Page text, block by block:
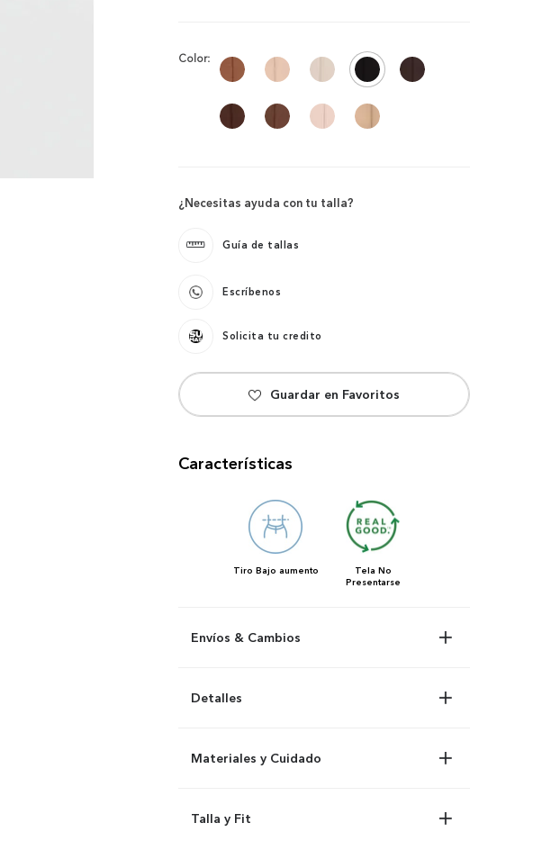
Color:
¿Necesitas ayuda con tu talla?
Guía de tallas
Escríbenos
Solicita tu credito
Características
Tiro Bajo aumento Tela No
Presentarse
Envíos & Cambios
Detalles
Materiales y Cuidado
Talla y Fit